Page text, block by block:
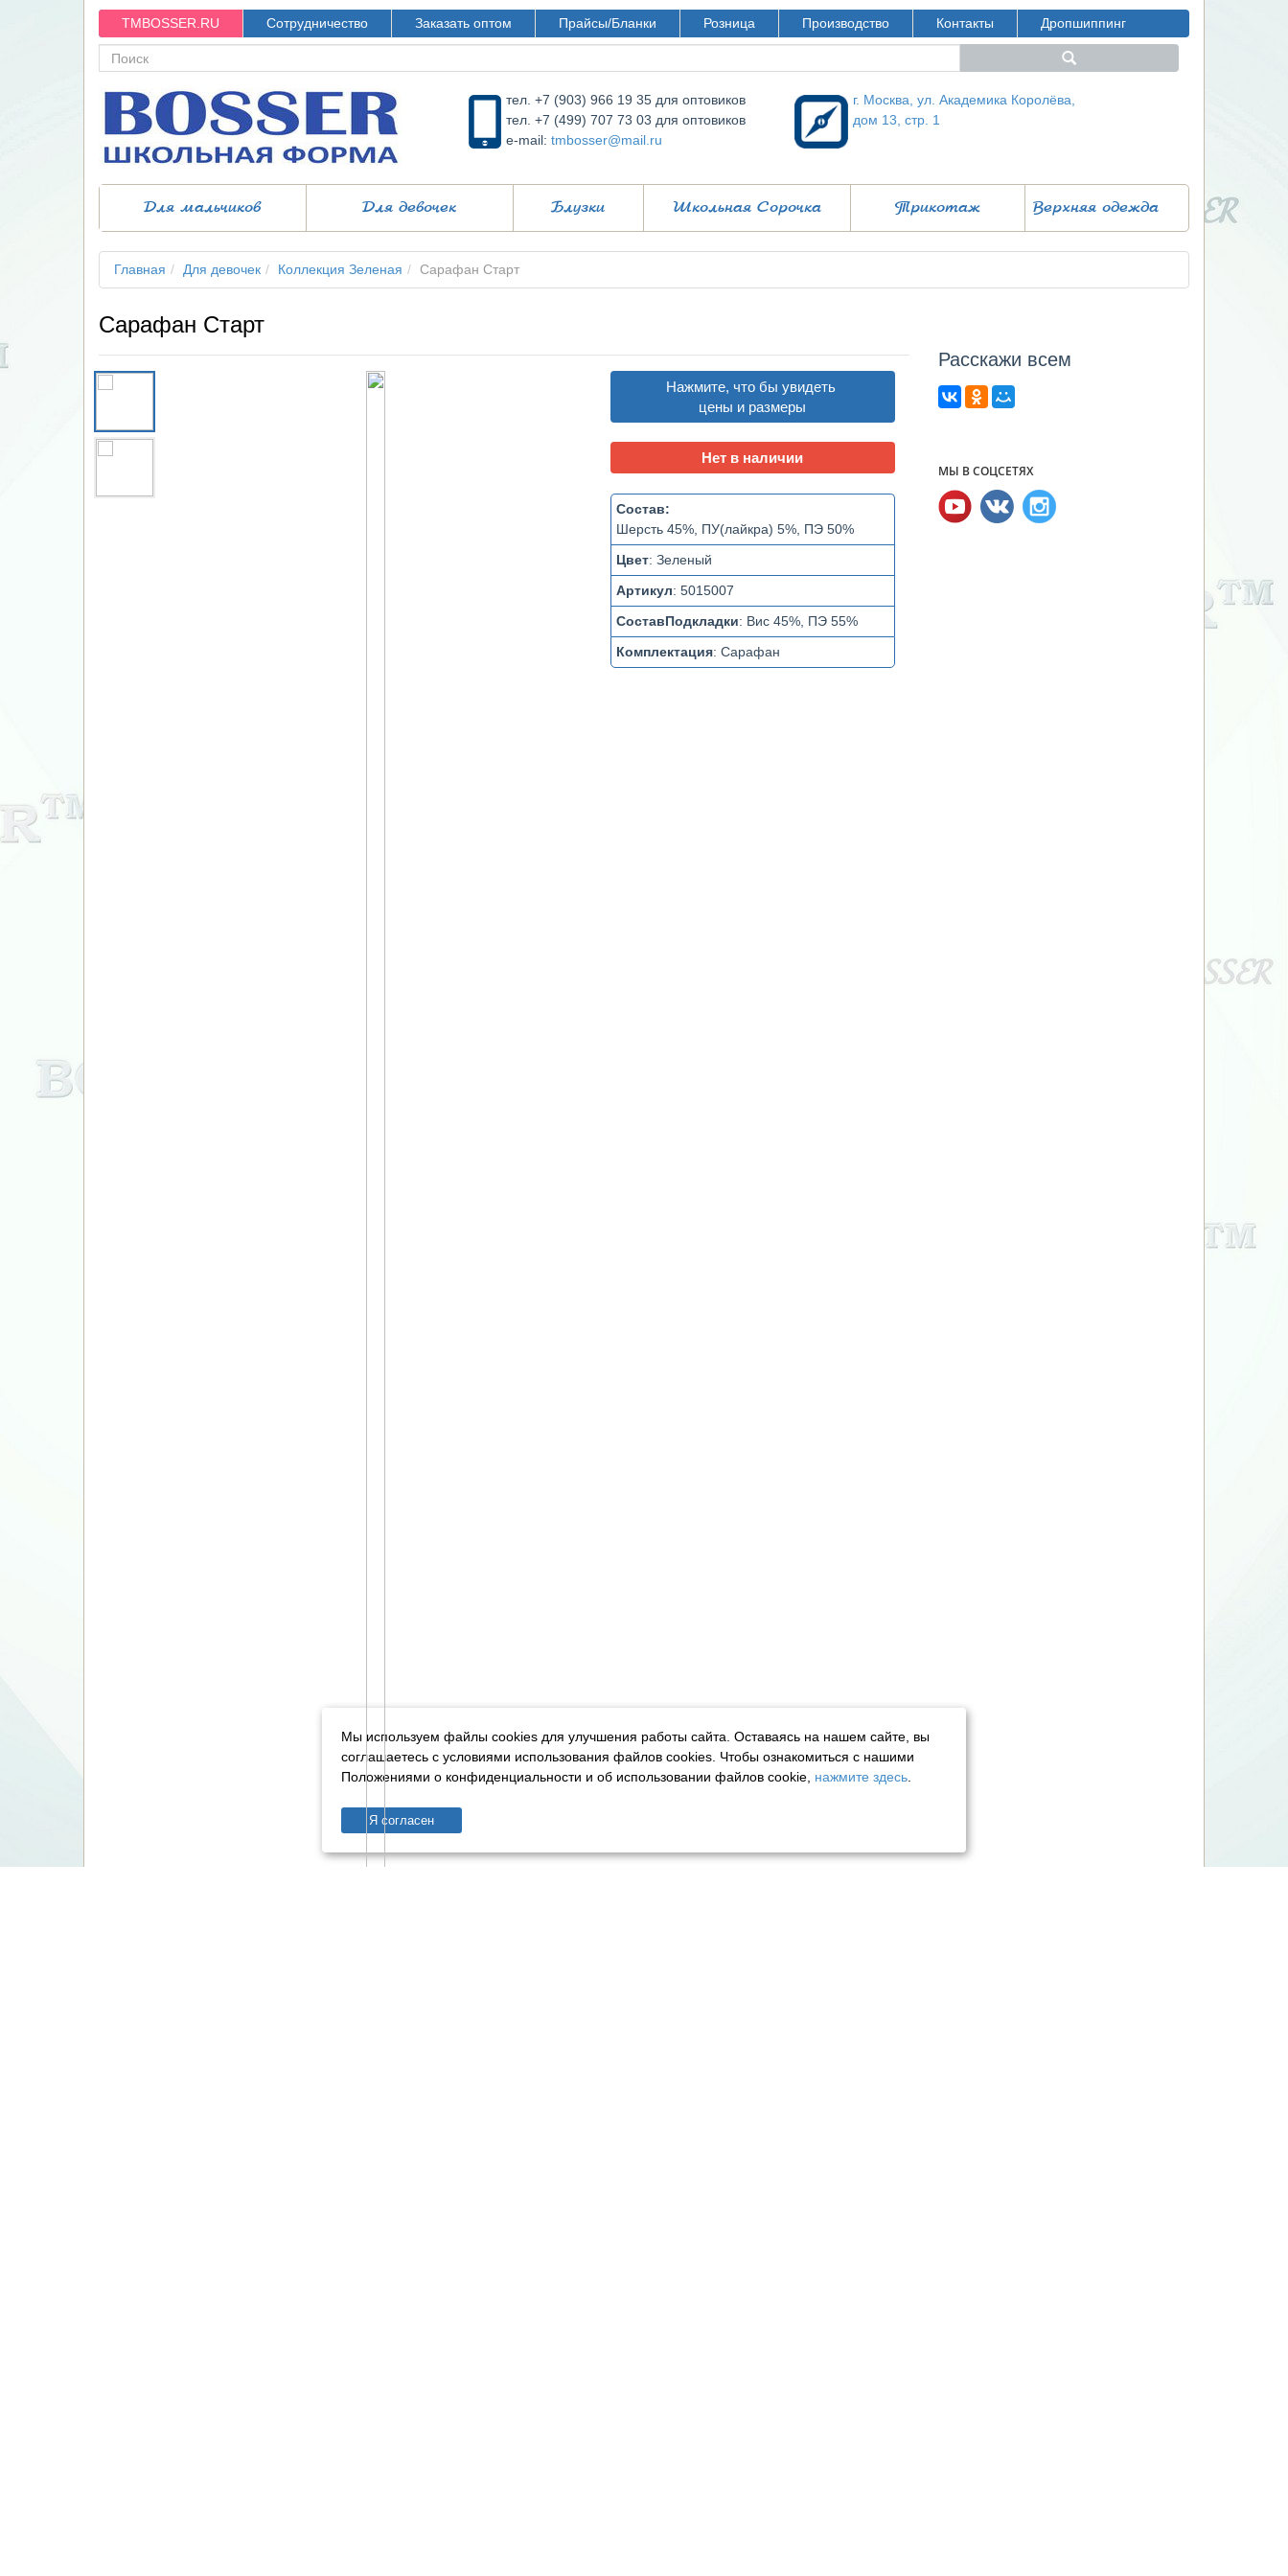
TMBOSSER.RU Сотрудничество Заказать оптом Прайсы/Бланки Розница Производство Контакты Дропшиппинг
тел. +7 (903) 966 19 35 для оптовиков
тел. +7 (499) 707 73 03 для оптовиков
e-mail: tmbosser@mail.ru
г. Москва, ул. Академика Королёва,
дом 13, стр. 1
Для мальчиков Для девочек Блузки Школьная Сорочка Трикотаж Верхняя одежда
Главная Для девочек Коллекция Зеленая Сарафан Старт
Сарафан Старт
Нажмите, что бы увидеть
цены и размеры
Нет в наличии
Состав:
Шерсть 45%, ПУ(лайкра) 5%, ПЭ 50%
Цвет: Зеленый
Артикул: 5015007
СоставПодкладки: Вис 45%, ПЭ 55%
Комплектация: Сарафан
Расcкажи всем
МЫ В СОЦСЕТЯХ
Мы используем файлы cookies для улучшения работы сайта. Оставаясь на нашем сайте, вы
соглашаетесь с условиями использования файлов cookies. Чтобы ознакомиться с нашими
Положениями о конфиденциальности и об использовании файлов cookie, нажмите здесь
Я согласен